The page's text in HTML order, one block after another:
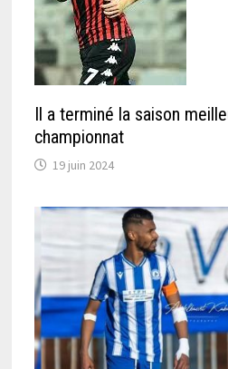
Il a terminé la saison
championnat
19 juin 2024